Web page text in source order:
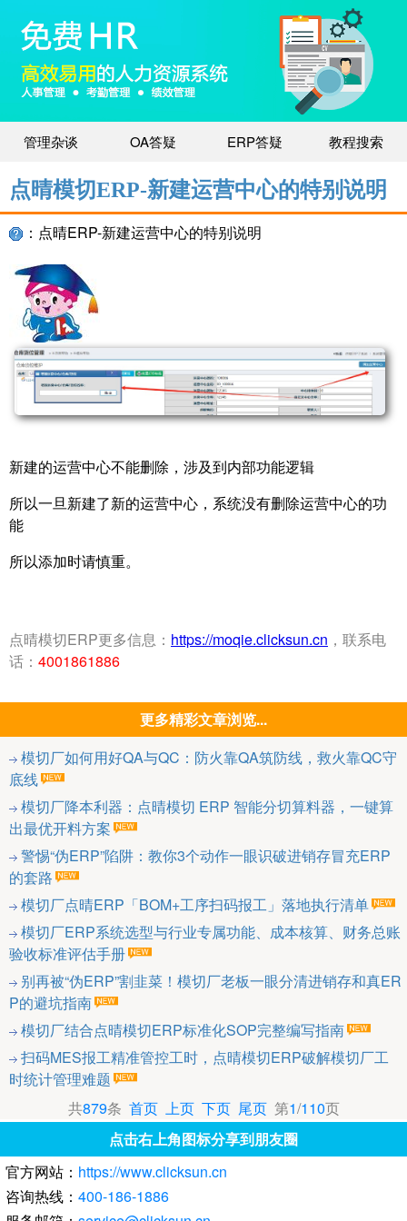
管理杂谈 OA答疑 ERP答疑 教程搜索
点晴模切ERP-新建运营中心的特别说明
：点晴ERP-新建运营中心的特别说明
新建的运营中心不能删除，涉及到内部功能逻辑
所以一旦新建了新的运营中心，系统没有删除运营中心的功
能
所以添加时请慎重。
点晴模切ERP更多信息： https://moqie.clicksun.cn ，联系电
话： 4001861886
更多精彩文章浏览...
模切厂如何用好QA与QC：防火靠QA筑防线，救火靠QC守
底线
模切厂降本利器：点晴模切 ERP 智能分切算料器，一键算
出最优开料方案
警惕“伪ERP”陷阱：教你3个动作一眼识破进销存冒充ERP
的套路
模切厂点晴ERP「BOM+工序扫码报工」落地执行清单
模切厂ERP系统选型与行业专属功能、成本核算、财务总账
验收标准评估手册
别再被“伪ERP”割韭菜！模切厂老板一眼分清进销存和真ER
P的避坑指南
模切厂结合点晴模切ERP标准化SOP完整编写指南
扫码MES报工精准管控工时，点晴模切ERP破解模切厂工
时统计管理难题
共879条 首页 上页 下页 尾页第1/110页
点击右上角图标分享到朋友圈
官方网站： https://www.clicksun.cn
咨询热线： 400-186-1886